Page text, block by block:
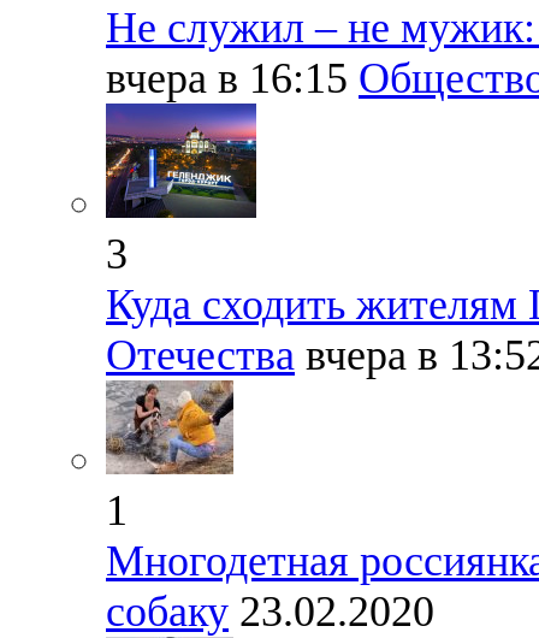
Не служил – не мужик:
вчера в 16:15
3
Куда сходить
Отечества вчера в
1
Многодетная
собаку 23.02.2020